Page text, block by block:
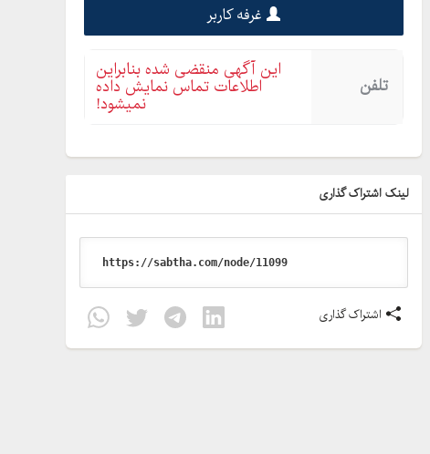
غرفه کاربر
تلفن
این آگهی منقضی شده بنابراین
اطلاعات تماس نمایش داده
نمیشود!
لینک اشتراک گذاری
اشتراک گذاری